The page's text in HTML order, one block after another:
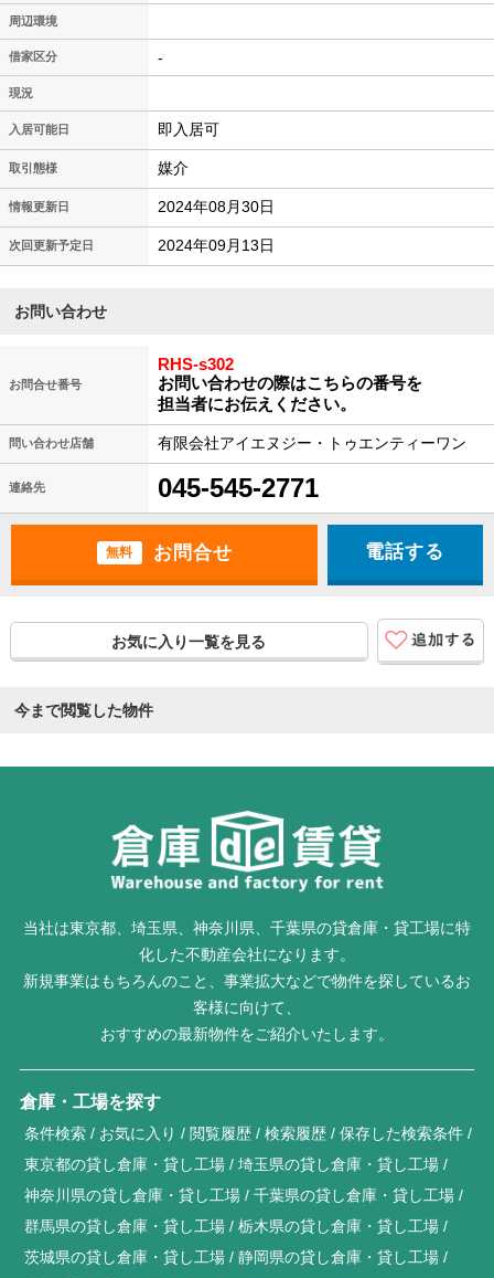
周辺環境
借家区分 -
現況
入居可能日 即入居可
取引態様 媒介
情報更新日 2024年08月30日
次回更新予定日 2024年09月13日
お問い合わせ
お問合せ番号
RHS-s302
お問い合わせの際はこちらの番号を
担当者にお伝えください。
問い合わせ店舗 有限会社アイエヌジー・トゥエンティーワン
連絡先 045-545-2771
無料 電話する
お気に入り一覧を見る
今まで閲覧した物件
当社は東京都、埼玉県、神奈川県、千葉県の貸倉庫・貸工場に特
化した不動産会社になります。
新規事業はもちろんのこと、事業拡大などで物件を探しているお
客様に向けて、
おすすめの最新物件をご紹介いたします。
倉庫・工場を探す
条件検索 お気に入り 閲覧履歴 検索履歴
保存した検索条件
東京都の貸し倉庫・貸し工場
埼玉県の貸し倉庫・貸し工場
神奈川県の貸し倉庫・貸し工場
千葉県の貸し倉庫・貸し工場
群馬県の貸し倉庫・貸し工場
栃木県の貸し倉庫・貸し工場
茨城県の貸し倉庫・貸し工場
静岡県の貸し倉庫・貸し工場